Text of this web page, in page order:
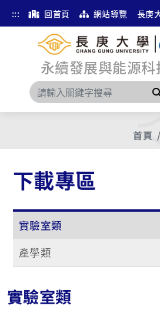
::: 回首頁 網站導覽 長庚
永續發展與能源
首頁
下載專區
實驗室類
產學類
實驗室類